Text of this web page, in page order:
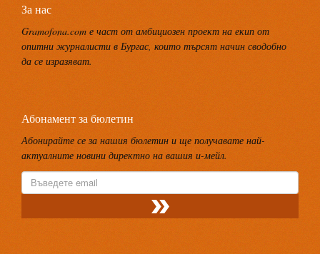
За нас
Gramofona.com е част от амбициозен проект на екип от
опитни журналисти в Бургас, които търсят начин сводобно
да се изразяват.
Абонамент за бюлетин
Абонирайте се за нашия бюлетин и ще получавате най-
актуалните новини директно на вашия и-мейл.